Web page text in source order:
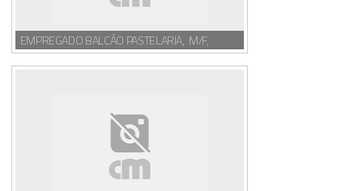
EMPREGADO BALCÃO PASTELARIA, M/F,